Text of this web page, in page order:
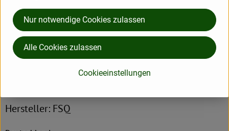
Produktinformationen
Hersteller: FSQ
Cookieeinstellungen
Nur notwendige Cookies zulassen
Alle Cookies zulassen